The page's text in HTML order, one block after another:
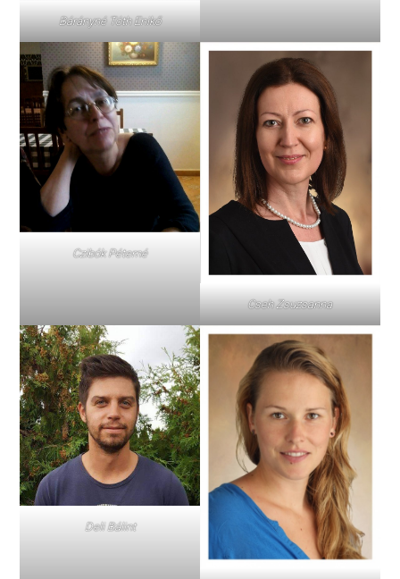
Bárányné Tóth Enikő
Czibók Péterné
Cseh Zsuzsanna
Deli Bálint